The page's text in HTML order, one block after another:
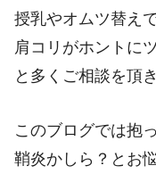
授乳やオムツ替え
肩コリがホントに
と多くご相談を頂
このブログでは抱
鞘炎かしら？とお